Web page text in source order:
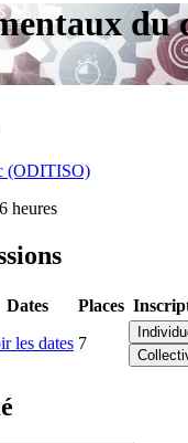
du
(ODITISO)
heures
Dates Places
les dates 7